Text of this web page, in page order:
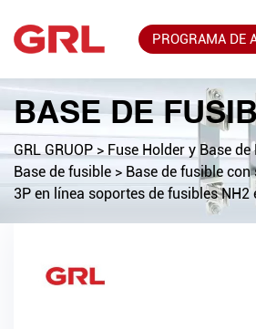
PROGRAMA DE
BASE DE
GRL GRUOP > Fuse Holder y Base de
Base de fusible > Base de fusible con
3P en línea soportes de fusibles NH2